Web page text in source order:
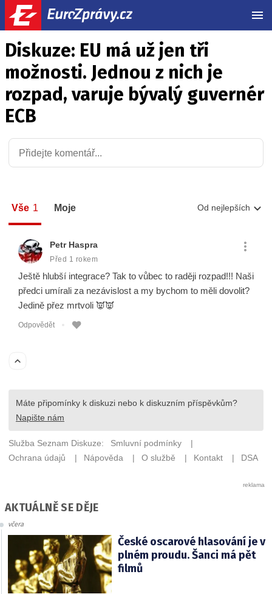
Diskuze: EU má už jen tři
možnosti. Jednou z nich je
rozpad, varuje bývalý guvernér
ECB
AKTUÁLNĚ SE DĚJE
včera
České oscarové hlasování je v
plném proudu. Šanci má pět
filmů